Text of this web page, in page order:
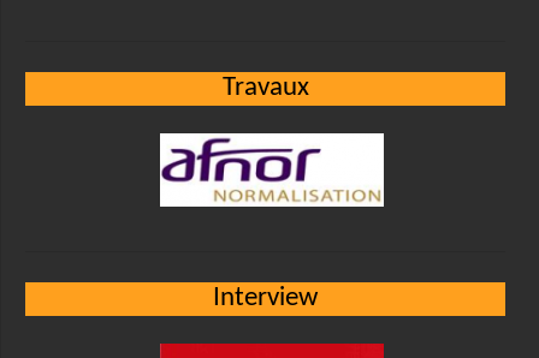
Travaux
Interview